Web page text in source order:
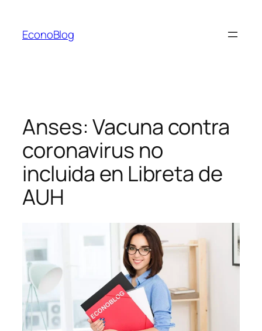
contenido
EconoBlog
Anses: Vacuna contra
coronavirus no
incluida en Libreta de
AUH